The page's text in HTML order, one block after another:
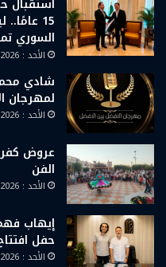
استقبال
15
السوري
الأحد : 9/8/2026
شادي
لمهرجان
الأحد : 9/8/2026
عروض
الفن
الأحد : 9/8/2026
إيهاب
حفل
الأحد : 9/8/2026